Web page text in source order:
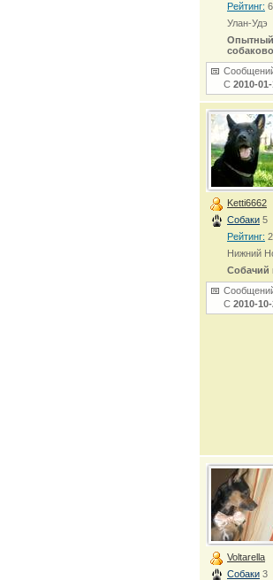
Рейтинг:
Улан-Удэ
Опытный
С 2010-
Ketti6662
Собаки 5
Рейтинг:
Нижний
Собачий
С 2010-
Voltarella
Собаки 3